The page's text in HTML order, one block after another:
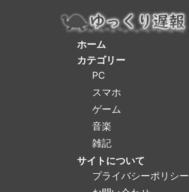
ホーム
カテゴリー
PC
スマホ
ゲーム
音楽
雑記
サイトについて
プライバシーポリシー